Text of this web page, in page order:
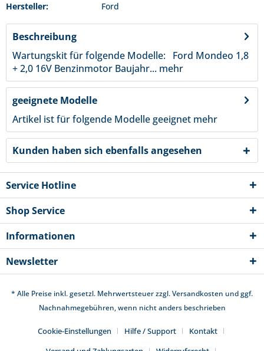
Hersteller:
Ford
Beschreibung
Wartungskit für folgende Modelle: Ford Mondeo 1,8
+ 2,0 16V Benzinmotor Baujahr... mehr
geeignete Modelle
Artikel ist für folgende Modelle geeignet mehr
Kunden haben sich ebenfalls angesehen
Service Hotline
Shop Service
Informationen
Newsletter
* Alle Preise inkl. gesetzl. Mehrwertsteuer zzgl.Versandkosten und ggf.
Nachnahmegebühren, wenn nicht anders beschrieben
Cookie-Einstellungen Hilfe / Support
Kontakt